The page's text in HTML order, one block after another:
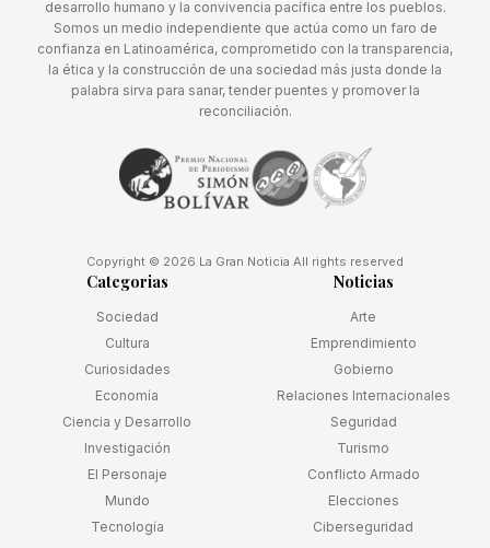
desarrollo humano y la convivencia pacífica entre los pueblos.
Somos un medio independiente que actúa como un faro de
confianza en Latinoamérica, comprometido con la transparencia,
la ética y la construcción de una sociedad más justa donde la
palabra sirva para sanar, tender puentes y promover la
reconciliación.
Copyright © 2026 La Gran Noticia All rights reserved
Categorias
Sociedad
Cultura
Curiosidades
Economía
Ciencia y Desarrollo
Investigación
El Personaje
Mundo
Tecnología
Noticias
Arte
Emprendimiento
Gobierno
Relaciones Internacionales
Seguridad
Turismo
Conflicto Armado
Elecciones
Ciberseguridad